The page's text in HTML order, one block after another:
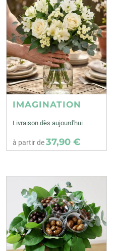
IMAGINATION
Livraison dès aujourd'hui
à partir de37,90 €